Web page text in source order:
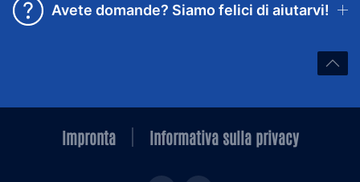
Avete domande? Siamo felici di aiutarvi!
Impronta Informativa sulla privacy